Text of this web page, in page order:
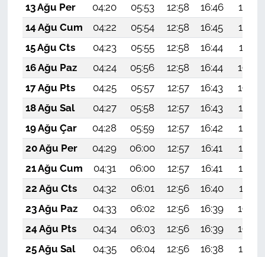
13 Ağu Per
04:20 05:53 12:58 16:46
19:53
14 Ağu Cum
04:22 05:54 12:58 16:45
19:52
15 Ağu Cts
04:23 05:55 12:58 16:44
19:51
16 Ağu Paz
04:24 05:56 12:58 16:44
19:49
17 Ağu Pts
04:25 05:57 12:57 16:43
19:48
18 Ağu Sal
04:27 05:58 12:57 16:43
19:47
19 Ağu Çar
04:28 05:59 12:57 16:42
19:45
20 Ağu Per
04:29 06:00 12:57 16:41
19:44
21 Ağu Cum
04:31 06:00 12:57 16:41
19:43
22 Ağu Cts
04:32 06:01 12:56 16:40
19:41
23 Ağu Paz
04:33 06:02 12:56 16:39
19:40
24 Ağu Pts
04:34 06:03 12:56 16:39
19:39
25 Ağu Sal
04:35 06:04 12:56 16:38 19:37